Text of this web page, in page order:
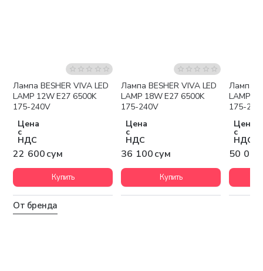
Лампа BESHER VIVA LED
LAMP 12W E27 6500K
175-240V
Цена
с
НДС
22 600 сум
Купить
Лампа BESHER VIVA LED
LAMP 18W E27 6500K
175-240V
Цена
с
НДС
36 100 сум
Купить
Лампа
LAMP
175-
Цена
с
НДС
50 000
От бренда